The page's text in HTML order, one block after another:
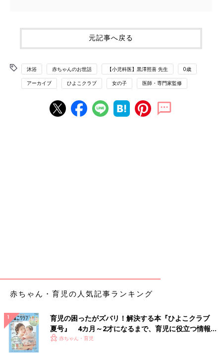
元記事へ戻る
沐浴 赤ちゃんのお世話 【小児科医】黒澤照喜 先生 0歳
アーカイブ ひよこクラブ 女の子 医師・専門家監修
赤ちゃん・育児の人気記事ランキング
育児の困ったがズバリ！解決する本『ひよこクラブ
夏号』 4カ月～2才になるまで、育児に役立つ情報が
いっぱい！
赤ちゃん・育児